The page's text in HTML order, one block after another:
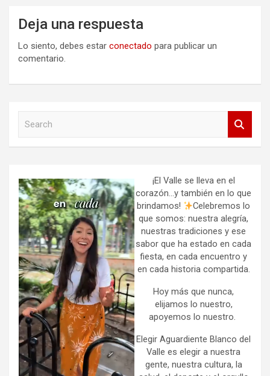
Deja una respuesta
Lo siento, debes estar conectado para publicar un
comentario.
h
¡El Valle se lleva en el
corazón…y también en lo que
brindamos!
Celebremos lo
que somos: nuestra alegría,
nuestras tradiciones y ese
sabor que ha estado en cada
fiesta, en cada encuentro y
en cada historia compartida.
Hoy más que nunca,
elijamos lo nuestro,
apoyemos lo nuestro.
Elegir Aguardiente Blanco del
Valle es elegir a nuestra
gente, nuestra cultura, la